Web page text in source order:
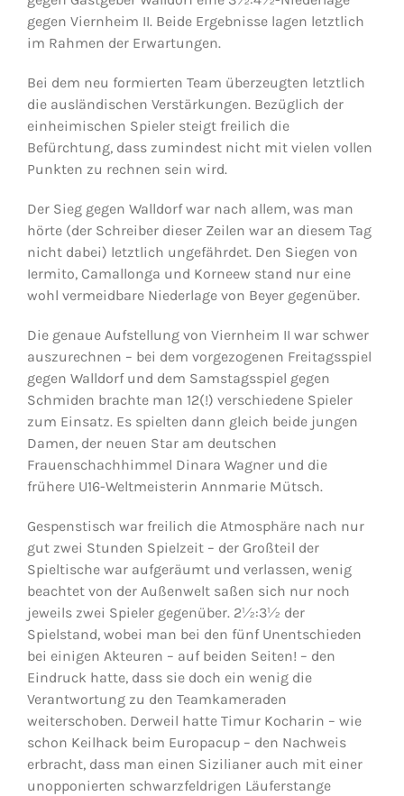
Jugendschach
Kontakt
gegen Viernheim II. Beide Ergebnisse lagen letztlich
im Rahmen der Erwartungen.
Bei dem neu formierten Team überzeugten letztlich
die ausländischen Verstärkungen. Bezüglich der
einheimischen Spieler steigt freilich die
Befürchtung, dass zumindest nicht mit vielen vollen
Punkten zu rechnen sein wird.
Der Sieg gegen Walldorf war nach allem, was man
hörte (der Schreiber dieser Zeilen war an diesem Tag
nicht dabei) letztlich ungefährdet. Den Siegen von
Iermito, Camallonga und Korneew stand nur eine
wohl vermeidbare Niederlage von Beyer gegenüber.
Die genaue Aufstellung von Viernheim II war schwer
auszurechnen – bei dem vorgezogenen Freitagsspiel
gegen Walldorf und dem Samstagsspiel gegen
Schmiden brachte man 12(!) verschiedene Spieler
zum Einsatz. Es spielten dann gleich beide jungen
Damen, der neuen Star am deutschen
Frauenschachhimmel Dinara Wagner und die
frühere U16-Weltmeisterin Annmarie Mütsch.
Gespenstisch war freilich die Atmosphäre nach nur
gut zwei Stunden Spielzeit – der Großteil der
Spieltische war aufgeräumt und verlassen, wenig
beachtet von der Außenwelt saßen sich nur noch
jeweils zwei Spieler gegenüber. 2½:3½ der
Spielstand, wobei man bei den fünf Unentschieden
bei einigen Akteuren – auf beiden Seiten! – den
Eindruck hatte, dass sie doch ein wenig die
Verantwortung zu den Teamkameraden
weiterschoben. Derweil hatte Timur Kocharin – wie
schon Keilhack beim Europacup – den Nachweis
erbracht, dass man einen Sizilianer auch mit einer
unopponierten schwarzfeldrigen Läuferstange